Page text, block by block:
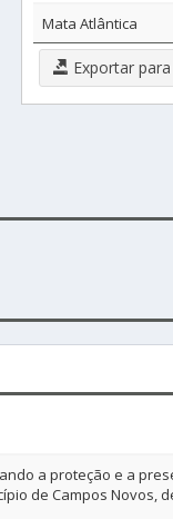
Mata Atlântica
Exportar para
a proteção e a
de Campos Novos,